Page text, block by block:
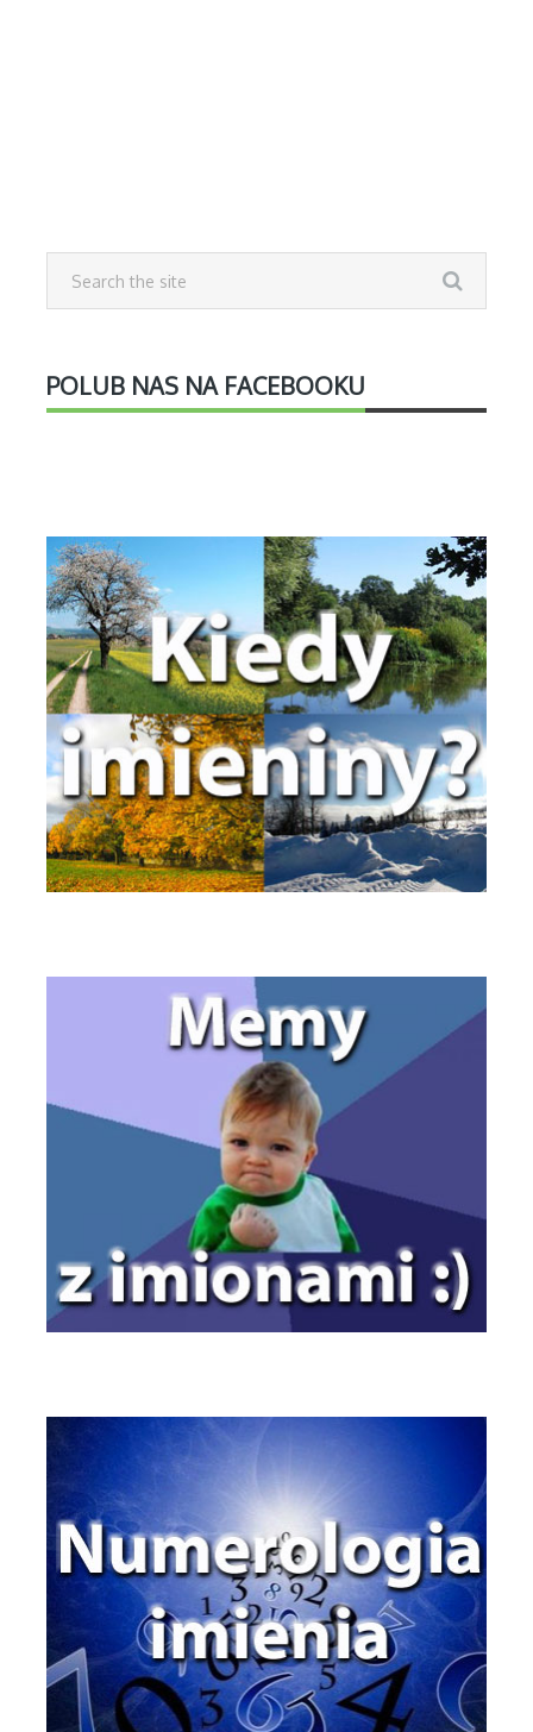
POLUB NAS NA FACEBOOKU